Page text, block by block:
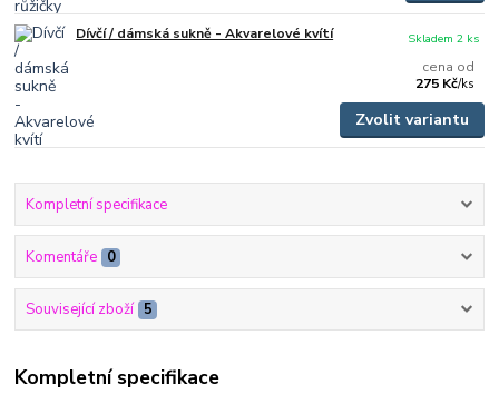
Dívčí / dámská sukně - Akvarelové kvítí
cena od
275 Kč/ks
Skladem 2 ks
Zvolit variantu
Kompletní specifikace
Komentáře 0
Související zboží 5
Kompletní specifikace